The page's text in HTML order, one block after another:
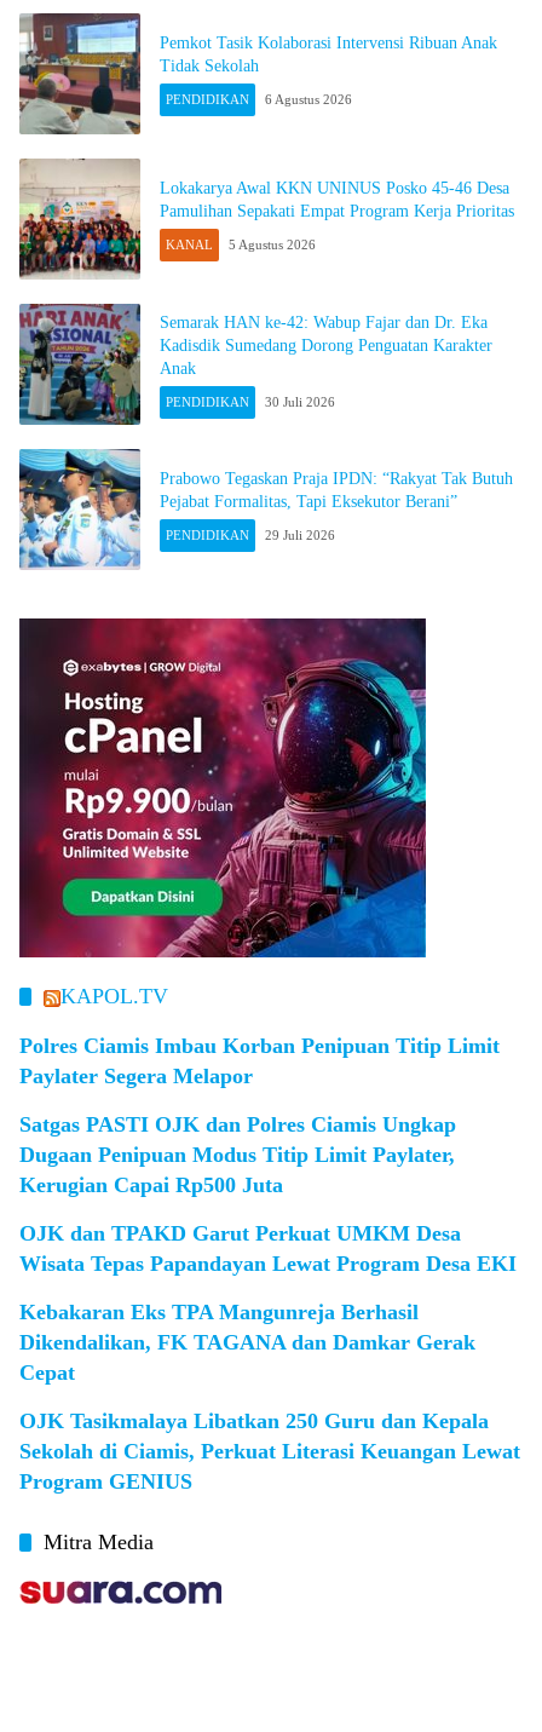
Pemkot Tasik Kolaborasi Intervensi Ribuan Anak
Tidak Sekolah
PENDIDIKAN 6 Agustus 2026
Lokakarya Awal KKN UNINUS Posko 45-46 Desa
Pamulihan Sepakati Empat Program Kerja Prioritas
KANAL 5 Agustus 2026
Semarak HAN ke-42: Wabup Fajar dan Dr. Eka
Kadisdik Sumedang Dorong Penguatan Karakter
Anak
PENDIDIKAN 30 Juli 2026
Prabowo Tegaskan Praja IPDN: “Rakyat Tak Butuh
Pejabat Formalitas, Tapi Eksekutor Berani”
PENDIDIKAN 29 Juli 2026
KAPOL.TV
Polres Ciamis Imbau Korban Penipuan Titip Limit
Paylater Segera Melapor
Satgas PASTI OJK dan Polres Ciamis Ungkap
Dugaan Penipuan Modus Titip Limit Paylater,
Kerugian Capai Rp500 Juta
OJK dan TPAKD Garut Perkuat UMKM Desa
Wisata Tepas Papandayan Lewat Program Desa EKI
Kebakaran Eks TPA Mangunreja Berhasil
Dikendalikan, FK TAGANA dan Damkar Gerak
Cepat
OJK Tasikmalaya Libatkan 250 Guru dan Kepala
Sekolah di Ciamis, Perkuat Literasi Keuangan Lewat
Program GENIUS
Mitra Media